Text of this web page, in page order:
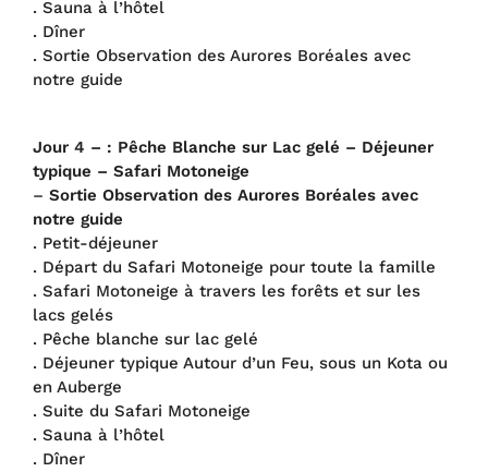
. Sauna à l’hôtel
. Dîner
. Sortie Observation des Aurores Boréales avec
notre guide
Jour 4 – : Pêche Blanche sur Lac gelé – Déjeuner
typique – Safari Motoneige
– Sortie Observation des Aurores Boréales avec
notre guide
. Petit-déjeuner
. Départ du Safari Motoneige pour toute la famille
. Safari Motoneige à travers les forêts et sur les
lacs gelés
. Pêche blanche sur lac gelé
. Déjeuner typique Autour d’un Feu, sous un Kota ou
en Auberge
. Suite du Safari Motoneige
. Sauna à l’hôtel
. Dîner